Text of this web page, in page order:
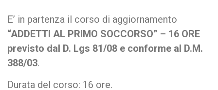
E’ in partenza il corso di aggiornamento
“ADDETTI AL PRIMO SOCCORSO” – 16 ORE
previsto dal D. Lgs 81/08 e conforme al D.M.
388/03.
Durata del corso: 16 ore.